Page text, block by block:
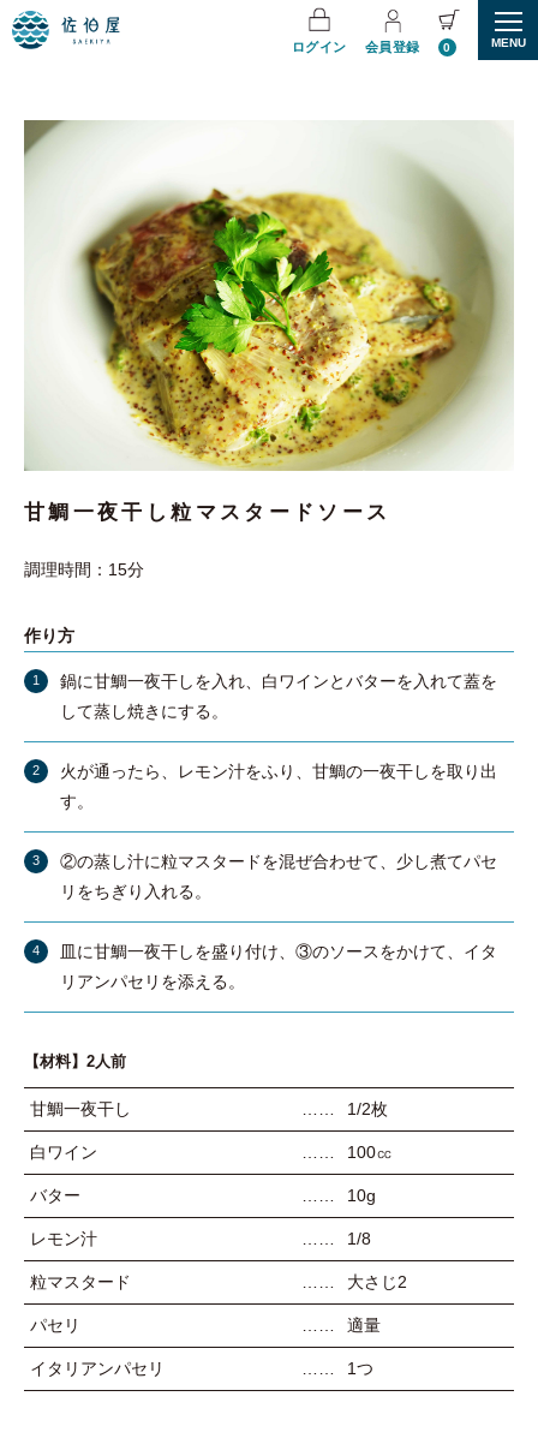
ログイン 会員登録 0 MENU
甘鯛一夜干し粒マスタードソース
調理時間：15分
作り方
鍋に甘鯛一夜干しを入れ、白ワインとバターを入れて蓋を
して蒸し焼きにする。
火が通ったら、レモン汁をふり、甘鯛の一夜干しを取り出
す。
②の蒸し汁に粒マスタードを混ぜ合わせて、少し煮てパセ
リをちぎり入れる。
皿に甘鯛一夜干しを盛り付け、③のソースをかけて、イタ
リアンパセリを添える。
【材料】2人前
甘鯛一夜干し 1/2枚
白ワイン 100㏄
バター 10g
レモン汁 1/8
粒マスタード 大さじ2
パセリ 適量
イタリアンパセリ 1つ